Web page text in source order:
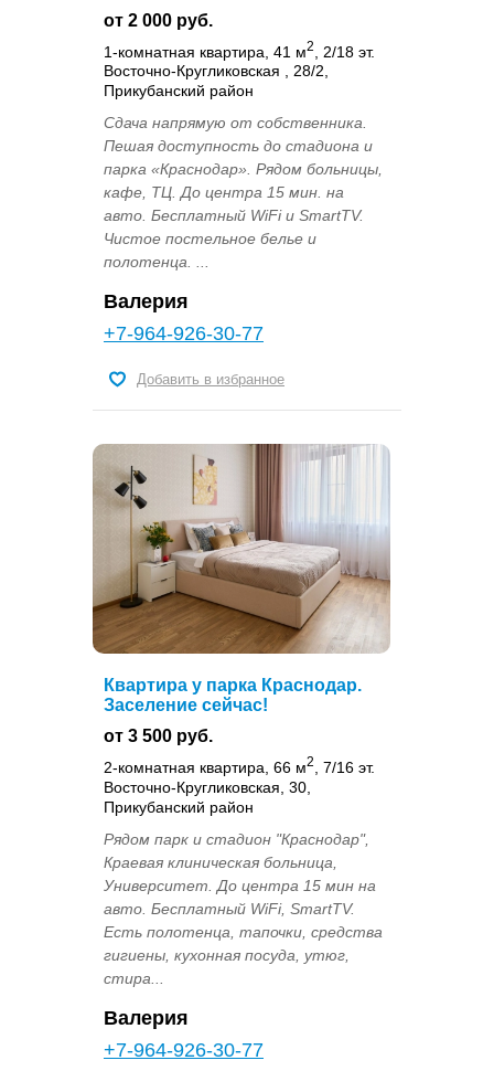
от 2 000 руб.
1-комнатная квартира, 41 м2
, 2/18 эт.
Восточно-Кругликовская , 28/2,
Прикубанский район
Сдача напрямую от собственника.
Пешая доступность до стадиона и
парка «Краснодар». Рядом больницы,
кафе, ТЦ. До центра 15 мин. на
авто. Бесплатный WiFi и SmartTV.
Чистое постельное белье и
полотенца. ...
Валерия
+7-964-926-30-77
Добавить в избранное
Квартира у парка Краснодар.
Заселение сейчас!
от 3 500 руб.
2-комнатная квартира, 66 м2
, 7/16 эт.
Восточно-Кругликовская, 30,
Прикубанский район
Рядом парк и стадион "Краснодар",
Краевая клиническая больница,
Университет. До центра 15 мин на
авто. Бесплатный WiFi, SmartTV.
Есть полотенца, тапочки, средства
гигиены, кухонная посуда, утюг,
стира...
Валерия
+7-964-926-30-77